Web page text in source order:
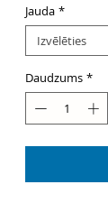
Jauda *
Daudzums *